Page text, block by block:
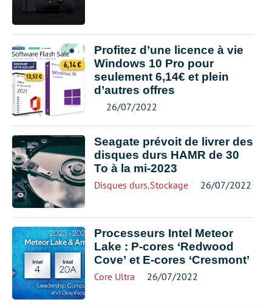
Profitez d’une licence à vie
Windows 10 Pro pour
seulement 6,14€ et plein
d’autres offres
26/07/2022
Seagate prévoit de livrer des
disques durs HAMR de 30
To à la mi-2023
Disques durs,Stockage 26/07/2022
Processeurs Intel Meteor
Lake : P-cores ‘Redwood
Cove’ et E-cores ‘Cresmont’
Core Ultra 26/07/2022